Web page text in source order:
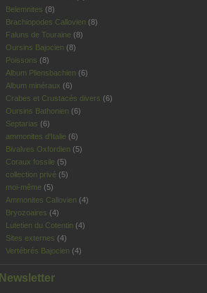
Belemnites (8)
Brachiopodes Callovien (8)
Faluns de Touraine (8)
Oursins Bajocien (8)
Poissons (8)
Album Pliensbachien (6)
Album minéraux (6)
Crabes et Crustacés divers (6)
Oursins Bathonien (6)
Septarias (6)
ammonites d'Italie (6)
Bivalves Oxfordien (5)
Coraux fossile (5)
collection privé (5)
moi-même (5)
Ammonites Callovien (4)
Bryozoaires (4)
Lutetien du Cotentin (4)
Sites externes (4)
Vertébrés Bajocien (4)
Newsletter